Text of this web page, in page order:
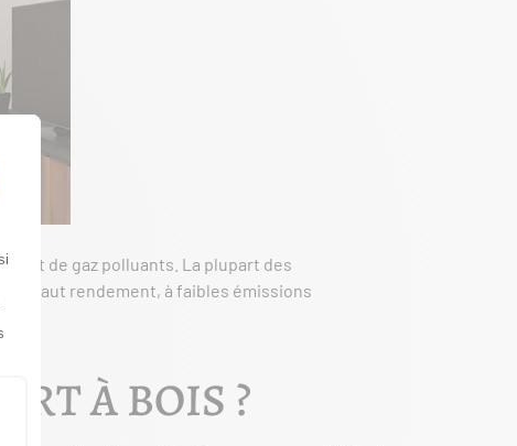
et de gaz polluants. La plupart des
à haut rendement, à faibles émissions
À BOIS ?